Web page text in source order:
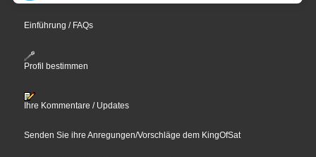
Einführung / FAQs
Profil bestimmen
Ihre Kommentare / Updates
Senden Sie ihre Anregungen/Vorschläge dem KingOfSat